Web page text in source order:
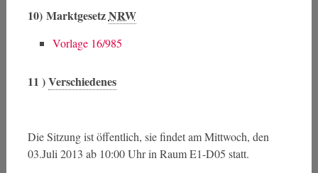
10) MarktgesetzNRW
Vorlage 16/985
11 )Verschiedenes
Die Sitzung ist öffentlich, sie findet am Mittwoch, den
03.Juli 2013 ab 10:00 Uhr in Raum E1-D05 statt.